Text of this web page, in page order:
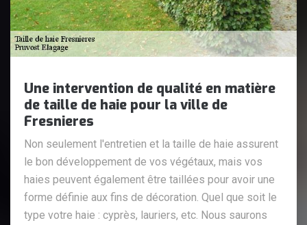
Une intervention de qualité en matière
de taille de haie pour la ville de
Fresnieres
Non seulement l'entretien et la taille de haie assurent
le bon développement de vos végétaux, mais vos
haies peuvent également être taillées pour avoir une
forme définie aux fins de décoration. Quel que soit le
type votre haie : cyprès, lauriers, etc. Nous saurons